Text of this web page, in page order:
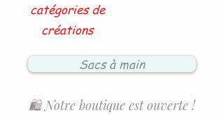
catégories de
créations
Sacs à main
🛍️ Notre boutique est ouverte !